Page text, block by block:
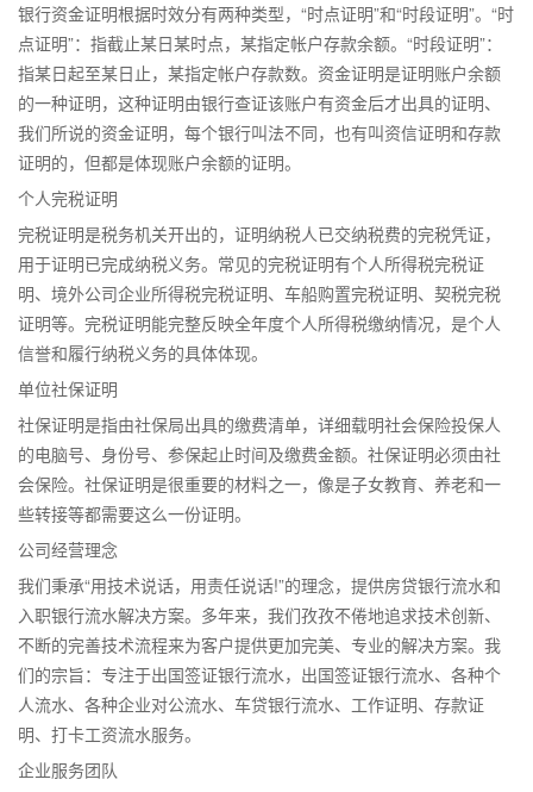
银行资金证明根据时效分有两种类型，“时点证明”和“时段证明”。“时
点证明”：指截止某日某时点，某指定帐户存款余额。“时段证明”：
指某日起至某日止，某指定帐户存款数。资金证明是证明账户余额
的一种证明，这种证明由银行查证该账户有资金后才出具的证明、
我们所说的资金证明，每个银行叫法不同，也有叫资信证明和存款
证明的，但都是体现账户余额的证明。
个人完税证明
完税证明是税务机关开出的，证明纳税人已交纳税费的完税凭证，
用于证明已完成纳税义务。常见的完税证明有个人所得税完税证
明、境外公司企业所得税完税证明、车船购置完税证明、契税完税
证明等。完税证明能完整反映全年度个人所得税缴纳情况，是个人
信誉和履行纳税义务的具体体现。
单位社保证明
社保证明是指由社保局出具的缴费清单，详细载明社会保险投保人
的电脑号、身份号、参保起止时间及缴费金额。社保证明必须由社
会保险。社保证明是很重要的材料之一，像是子女教育、养老和一
些转接等都需要这么一份证明。
公司经营理念
我们秉承“用技术说话，用责任说话!”的理念，提供房贷银行流水和
入职银行流水解决方案。多年来，我们孜孜不倦地追求技术创新、
不断的完善技术流程来为客户提供更加完美、专业的解决方案。我
们的宗旨：专注于出国签证银行流水，出国签证银行流水、各种个
人流水、各种企业对公流水、车贷银行流水、工作证明、存款证
明、打卡工资流水服务。
企业服务团队